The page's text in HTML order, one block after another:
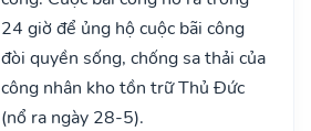
24 giờ để ủng hộ cuộc bãi công
đòi quyền sống, chống sa thải của
công nhân kho tồn trữ Thủ Đức
(nổ ra ngày 28-5).